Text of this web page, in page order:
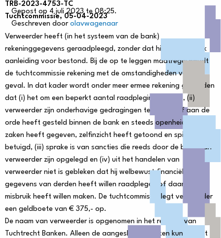
Gepost op 4 juli 2023 te 08:25.
Geschreven door olavwagenaar
TRB-2023-4753-TC
Tuchtcommissie, 05-04-2023
Verweerder heeft (in het systeem van de bank)
rekeninggegevens geraadpleegd, zonder dat hier een zakelijk
aanleiding voor bestond. Bij de op te leggen maatregel houdt
de tuchtcommissie rekening met de omstandigheden van het
geval. In dat kader wordt onder meer ermee rekening gehouden
dat (i) het om een beperkt aantal raadplegingen gaat, (ii)
verweerder zijn onderhavige gedragingen ten dele zelf aan de
orde heeft gesteld binnen de bank en steeds openheid van
zaken heeft gegeven, zelfinzicht heeft getoond en spijt heeft
betuigd, (iii) sprake is van sancties die reeds door de bank aan
verweerder zijn opgelegd en (iv) uit het handelen van
verweerder niet is gebleken dat hij welbewust financiële
gegevens van derden heeft willen raadplegen of daarvan
misbruik heeft willen maken. De tuchtcommissie legt verweerder
een geldboete van € 375,- op.
De naam van verweerder is opgenomen in het register van
Tuchtrecht Banken. Alleen de aangesloten banken kunnen het